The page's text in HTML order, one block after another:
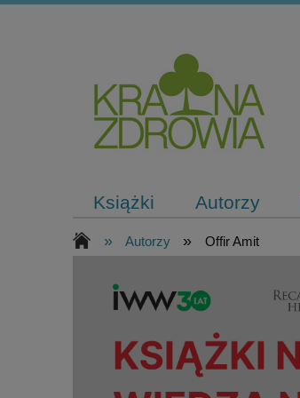
Książki Autorzy
» Autorzy » Offir Amit